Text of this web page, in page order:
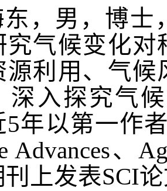
东，男，博士
究气候变化对
源利用、气
深入探究气
5年以第一作
Advances、
上发表SCI